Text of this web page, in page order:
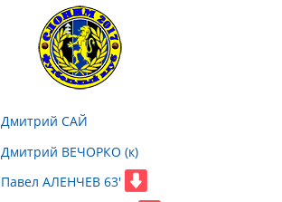
Дмитрий САЙ
Дмитрий ВЕЧОРКО (к)
Павел АЛЕНЧЕВ 63'